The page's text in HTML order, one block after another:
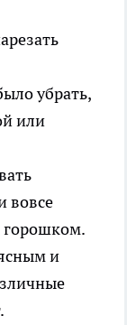
убрать,
или
вовсе
горошком.
и